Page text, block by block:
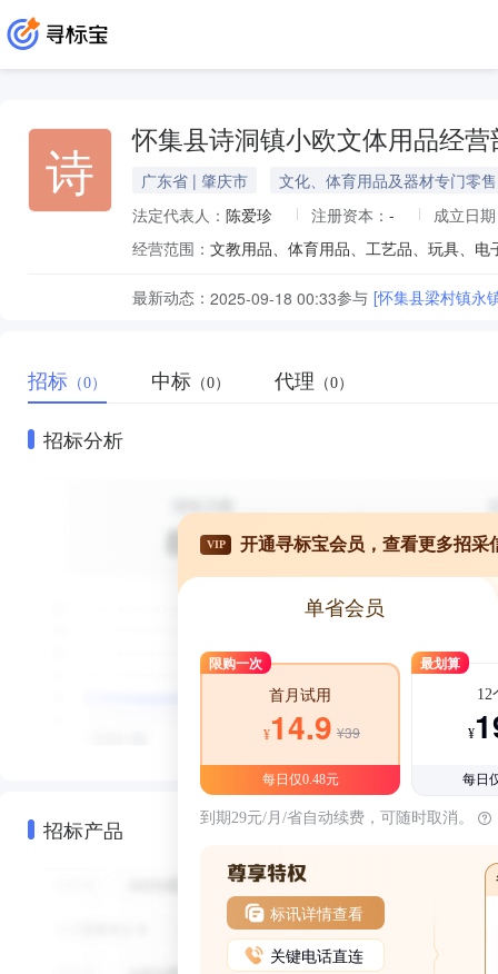
诗 怀集县诗洞镇小欧文体用品经营
广东省 | 肇庆市
文化、体育用品及器材专门零售
法定代表人： 陈爱珍 注册资本： -
成立日
经营范围： 文教用品、体育用品、工艺品、玩具、
最新动态： 2025-09-18 00:33参与 [怀集县梁村镇永
招标 （0） 中标 （0） 代理 （0）
招标分析
招标产品
VIP 开通寻标宝会员，查看更多招采
单省会员
限购一次
首月试用
¥14.9 ¥39
每日仅0.48元
最划算
12
¥
每日
到期29元/月/省自动续费，可随时取消。
标讯详情查看
关键电话直连